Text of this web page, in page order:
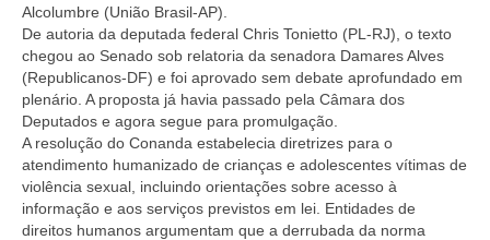
Alcolumbre (União Brasil-AP).
De autoria da deputada federal Chris Tonietto (PL-RJ), o texto
chegou ao Senado sob relatoria da senadora Damares Alves
(Republicanos-DF) e foi aprovado sem debate aprofundado em
plenário. A proposta já havia passado pela Câmara dos
Deputados e agora segue para promulgação.
A resolução do Conanda estabelecia diretrizes para o
atendimento humanizado de crianças e adolescentes vítimas de
violência sexual, incluindo orientações sobre acesso à
informação e aos serviços previstos em lei. Entidades de
direitos humanos argumentam que a derrubada da norma